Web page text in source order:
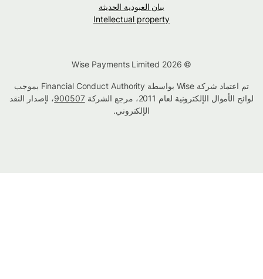
بيان العبودية الحديثة
Intellectual property
تم اعتماد شركة Wise بواسطة Financial Conduct Authority بموجب
لوائح الأموال الإلكترونية لعام 2011، مرجع الشركة
900507، لإصدار النقد
الإلكتروني.